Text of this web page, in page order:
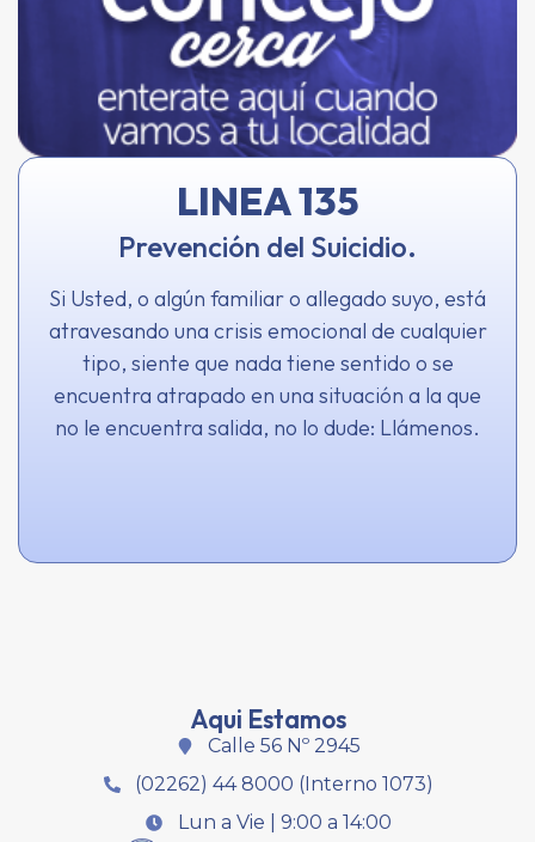
LINEA 135
Prevención del Suicidio.
Si Usted, o algún familiar o allegado suyo, está
atravesando una crisis emocional de cualquier
tipo, siente que nada tiene sentido o se
encuentra atrapado en una situación a la que
no le encuentra salida, no lo dude: Llámenos.
Aqui Estamos
Calle 56 Nº 2945
(02262) 44 8000 (Interno 1073)
Lun a Vie | 9:00 a 14:00